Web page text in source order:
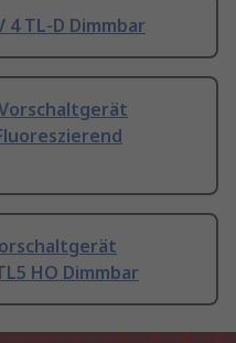
4 TL-D Dimmbar
HO Dimmbar